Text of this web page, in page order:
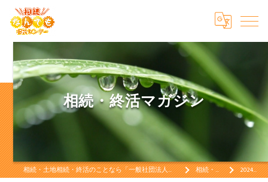
相続・終活マガジン
相続・土地相続・終活のことなら「一般社団法人相続終活なんでも相談センター」相続・土地相続・終活をお考えなら 相続・終活マガジン 2024年11月の記事